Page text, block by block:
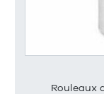
Rouleaux